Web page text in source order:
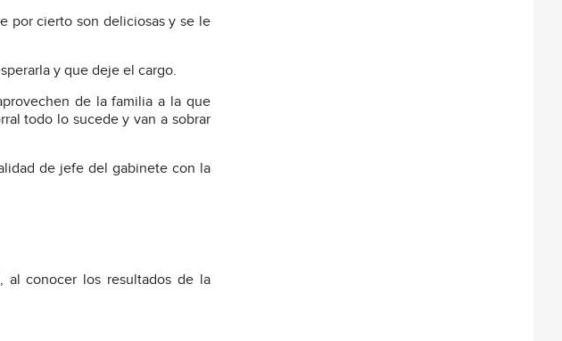
por cierto son deliciosas y se le
y que deje el cargo.
de la familia a la que
todo lo sucede y van a sobrar
de jefe del gabinete con la
al conocer los resultados de la